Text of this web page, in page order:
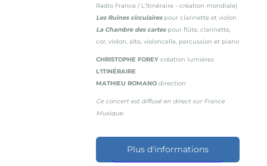
Radio France / L’Itinéraire - création mondiale)
Les Ruines circulaires pour clarinette et violon
La Chambre des cartes pour flûte, clarinette,
cor, violon, alto, violoncelle, percussion et piano
CHRISTOPHE FOREYcréation lumières
L'ITINÉRAIRE
MATHIEU ROMANOdirection
Ce concert est diffusé en direct sur France
Musique.
Plus d'informations